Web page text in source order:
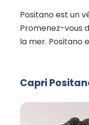
Positano est un
Promenez-vous
la mer. Positano
Capri